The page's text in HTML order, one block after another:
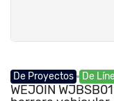
De Proyectos De
WEJOIN